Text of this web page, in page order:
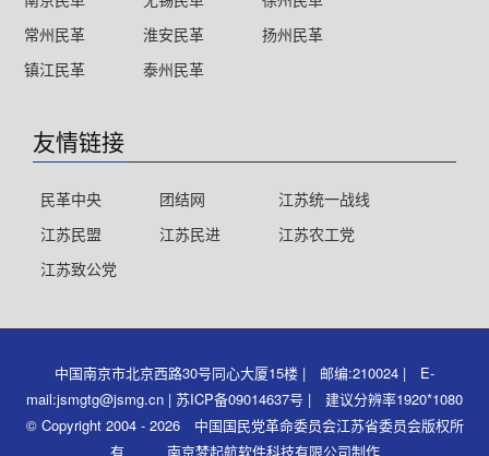
常州民革
淮安民革
扬州民革
镇江民革
泰州民革
友情链接
民革中央 团结网
江苏统一战线
江苏民盟
江苏民进
江苏农工党
江苏致公党
中国南京市北京西路30号同心大厦15楼 | 邮编:210024 | E-
mail:jsmgtg@jsmg.cn | 苏ICP备09014637号 | 建议分辨率1920*1080
© Copyright 2004 - 2026 中国国民党革命委员会江苏省委员会版权所
有 南京梦起航软件科技有限公司制作